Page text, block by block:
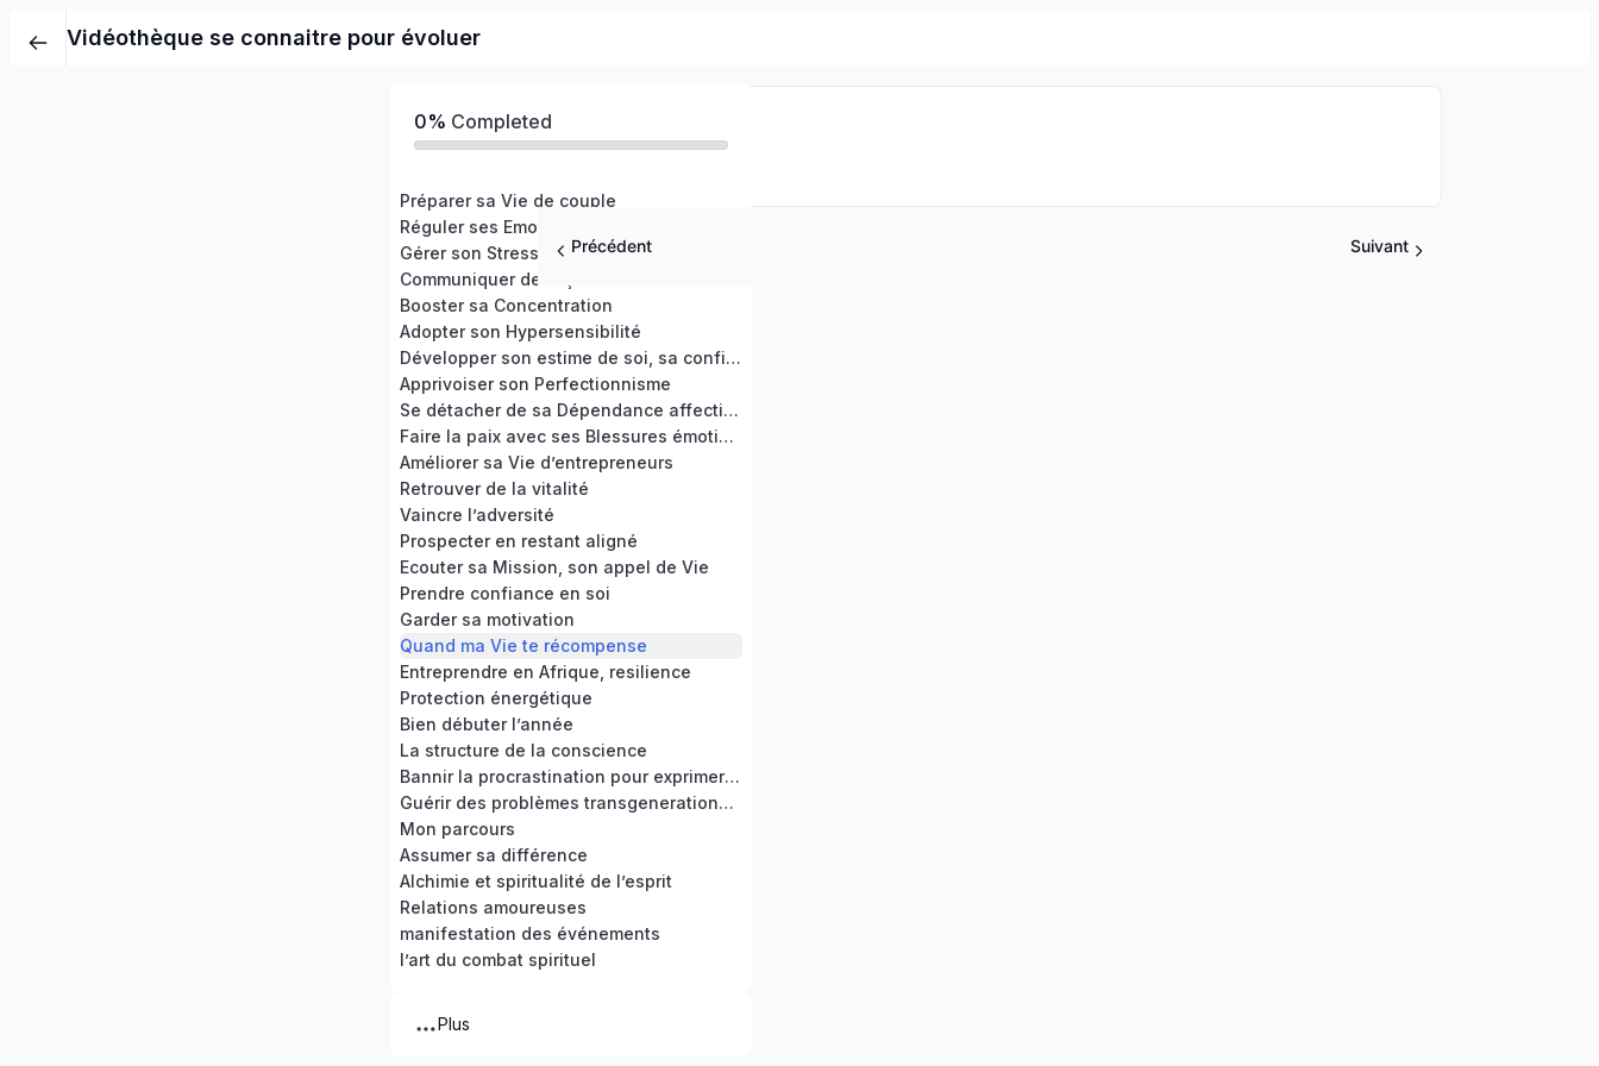
Vidéothèque se connaitre pour évoluer
0% Completed
Préparer sa Vie de couple
Réguler ses Emotions
Gérer son Stress et anxiété
Communiquer de façon bienveillante
Booster sa Concentration
Adopter son Hypersensibilité
Développer son estime de soi, sa confiance en soi
Apprivoiser son Perfectionnisme
Se détacher de sa Dépendance affective
Faire la paix avec ses Blessures émotionnelles
Améliorer sa Vie d’entrepreneurs
Retrouver de la vitalité
Vaincre l’adversité
Prospecter en restant aligné
Ecouter sa Mission, son appel de Vie
Prendre confiance en soi
Garder sa motivation
Quand ma Vie te récompense
Entreprendre en Afrique, resilience
Protection énergétique
Bien débuter l’année
La structure de la conscience
Bannir la procrastination pour exprimer son potentiel
Guérir des problèmes transgenerationnels
Mon parcours
Assumer sa différence
Alchimie et spiritualité de l’esprit
Relations amoureuses
manifestation des événements
l’art du combat spirituel
Plus
Précédent Suivant